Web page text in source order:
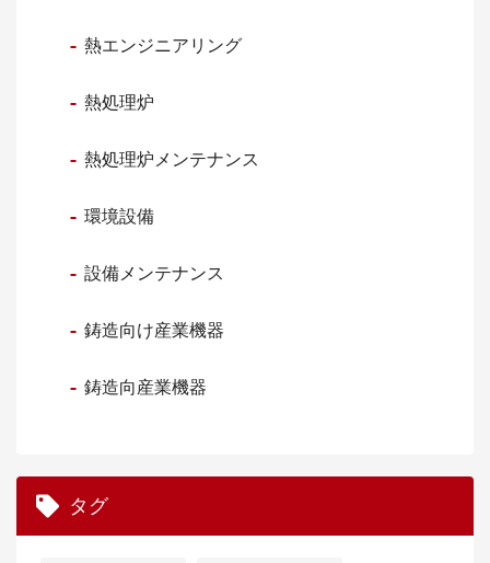
熱エンジニアリング
熱処理炉
熱処理炉メンテナンス
環境設備
設備メンテナンス
鋳造向け産業機器
鋳造向産業機器
タグ